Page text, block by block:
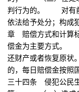
判行为的。 对有前
依法给予处分；构成
章 赔偿方式和计
偿金为主要方式。
还财产或者恢复原
的，每日赔偿金按
三十四条 侵犯公民